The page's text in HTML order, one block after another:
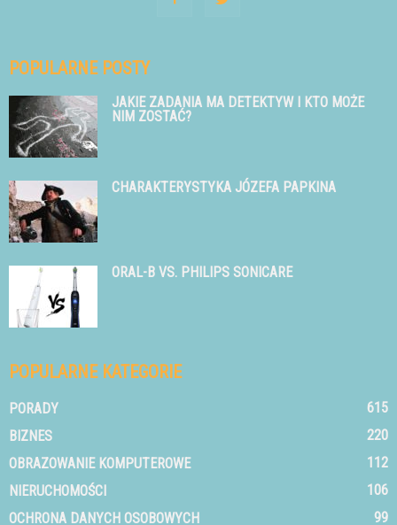
POPULARNE POSTY
JAKIE ZADANIA MA DETEKTYW I KTO MOŻE
NIM ZOSTAĆ?
CHARAKTERYSTYKA JÓZEFA PAPKINA
ORAL-B VS. PHILIPS SONICARE
POPULARNE KATEGORIE
PORADY
615
BIZNES
220
OBRAZOWANIE KOMPUTEROWE
112
NIERUCHOMOŚCI
106
OCHRONA DANYCH OSOBOWYCH
99